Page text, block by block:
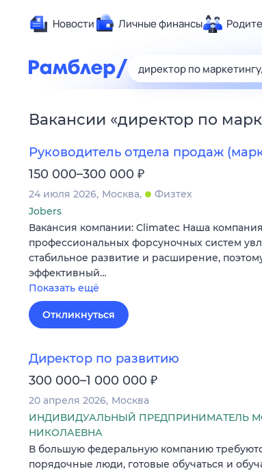
Новости Личные финансы
Вакансии «директор по
Руководитель отдела продаж
150 000–300 000 ₽
24 июля 2026 Москва
Физтех
Jobers
Вакансия компании: Climatec Наша
профессиональных форсуночных систем
стабильное развитие и расширение,
эффективный…
Показать ещё
Откликнуться
Директор по развитию
300 000–1 000 000 ₽
20 апреля 2026 Москва
ИНДИВИДУАЛЬНЫЙ ПРЕДПРИНИМАТЕЛЬ
НИКОЛАЕВНА
В большую федеральную компанию
порядочные люди, готовые обучаться и